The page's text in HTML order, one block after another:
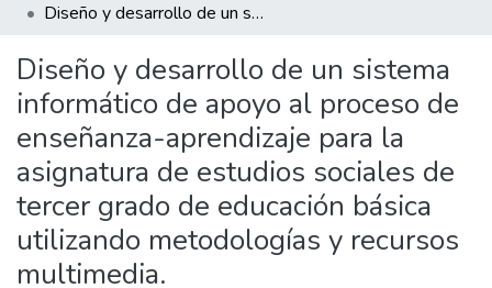
Diseño y desarrollo de un sistema informático de apoyo al proceso de enseñanza-aprendizaje para la asignatura de estudios sociales de tercer grado de educación básica utilizando metodologías y recursos multimedia.
Diseño y desarrollo de un sistema
informático de apoyo al proceso de
enseñanza-aprendizaje para la
asignatura de estudios sociales de
tercer grado de educación básica
utilizando metodologías y recursos
multimedia.